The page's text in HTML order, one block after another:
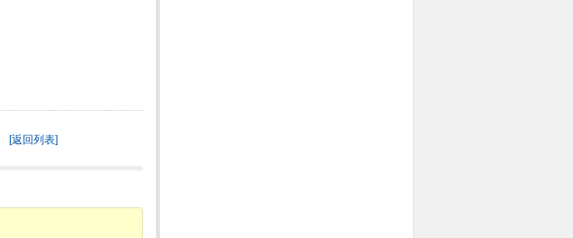
[返回列表]